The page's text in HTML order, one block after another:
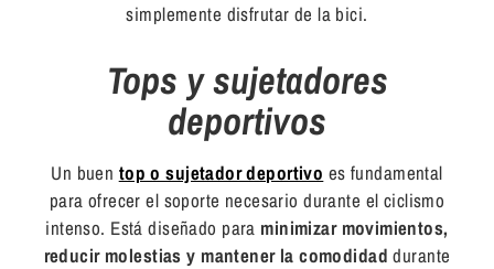
simplemente disfrutar de la bici.
Tops y sujetadores
deportivos
Un buen top o sujetador deportivo es fundamental
para ofrecer el soporte necesario durante el ciclismo
intenso. Está diseñado para minimizar movimientos,
reducir molestias y mantener la comodidad durante